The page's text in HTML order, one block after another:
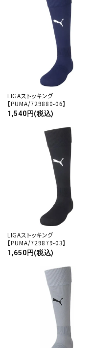
LIGAストッキング
【PUMA/729880-06】
1,540円(税込)
LIGAストッキング
【PUMA/729879-03】
1,650円(税込)